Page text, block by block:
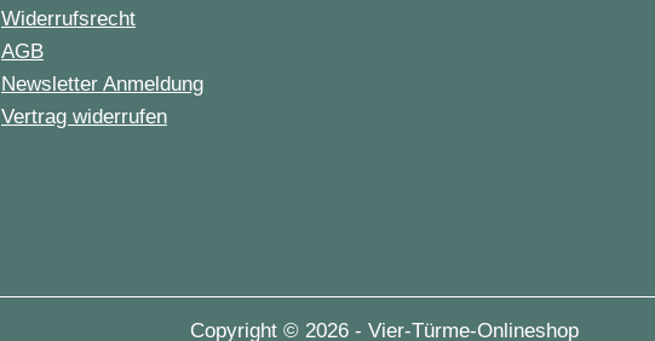
Widerrufsrecht
AGB
Newsletter Anmeldung
Vertrag widerrufen
Copyright © 2026 - Vier-Türme-Onlineshop